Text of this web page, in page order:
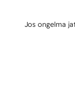
Jos ongelma